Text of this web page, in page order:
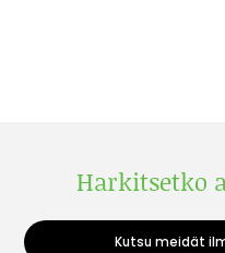
Harkitsetko
Kutsu meidät